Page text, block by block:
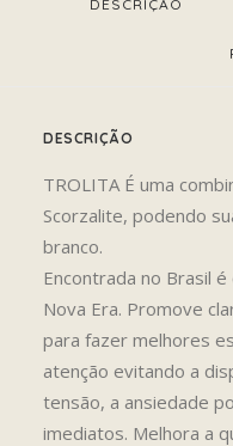
DESCRIÇÃO
DESCRIÇÃO
TROLITA É uma
Scorzalite, podendo
branco.
Encontrada no Brasil
Nova Era. Promove
para fazer melhores
atenção evitando a
tensão, a ansiedade
imediatos. Melhora a